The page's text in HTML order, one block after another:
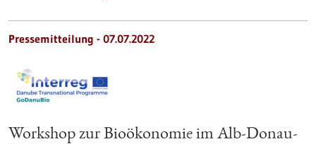
Pressemitteilung - 07.07.2022
Workshop zur Bioökonomie im Alb-Donau-